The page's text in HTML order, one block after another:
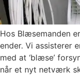
Hos Blæsemanden
ender. Vi assisterer
med at ‘blæse’
når et nyt netværk